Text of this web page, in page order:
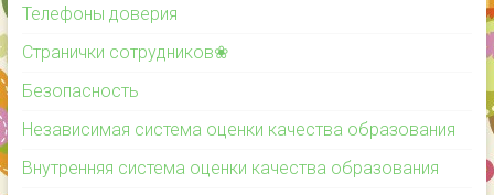
Телефоны доверия
Странички сотрудников❀
Безопасность
Независимая система оценки качества образования
Внутренняя система оценки качества образования